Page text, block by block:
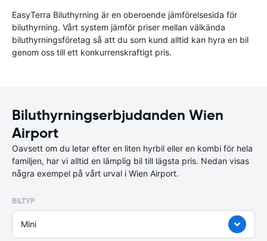
EasyTerra Biluthyrning är en oberoende jämförelsesida för
biluthyrning. Vårt system jämför priser mellan välkända
biluthyrningsföretag så att du som kund alltid kan hyra en bil
genom oss till ett konkurrenskraftigt pris.
Biluthyrningserbjudanden Wien
Airport
Oavsett om du letar efter en liten hyrbil eller en kombi för hela
familjen, har vi alltid en lämplig bil till lägsta pris. Nedan visas
några exempel på vårt urval i Wien Airport.
BILTYP
Mini